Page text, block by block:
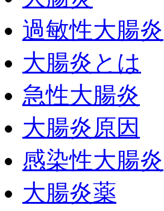
過敏性大腸炎
大腸炎とは
急性大腸炎
大腸炎原因
感染性大腸炎
大腸炎薬